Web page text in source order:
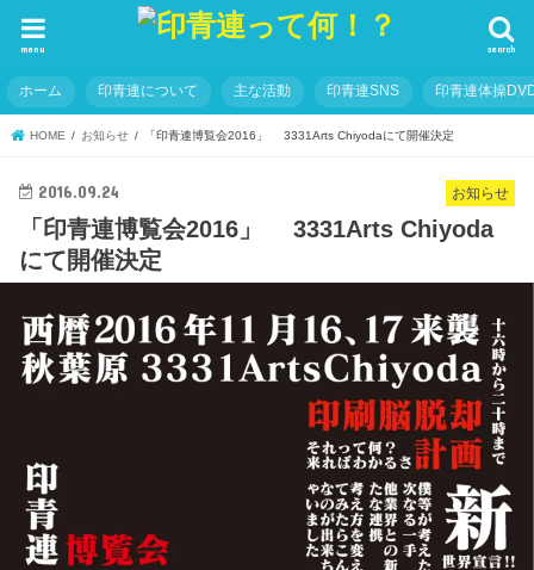
search
menu
ホーム 印青連について 主な活動 印青連SNS 印青連体操
HOME お知らせ 「印青連博覧会2016」 3331Arts Chiyodaにて開催決定
お知らせ
2016.09.24
「印青連博覧会2016」 3331Arts Chiyoda
にて開催決定